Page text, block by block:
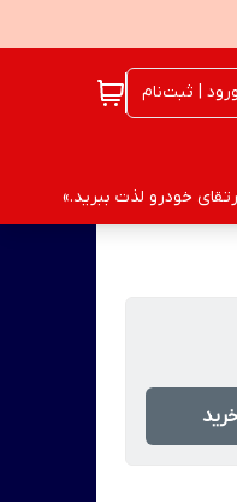
ورود | ثبت‌نام
خودرو لذت ببرید.»